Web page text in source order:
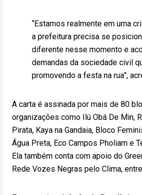
“Estamos realmente em uma
a prefeitura precisa se
diferente nesse momento e
demandas da sociedade civil
promovendo a festa na rua”,
A carta é assinada por mais de 80
organizações como Ilú Obá De Min,
Pirata, Kaya na Gandaia, Bloco
Água Preta, Eco Campos Pholiam e
Ela também conta com apoio do
Rede Vozes Negras pelo Clima,